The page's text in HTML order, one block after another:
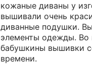
кожаные диваны у
вышивали очень
диванные подушки.
элементы одежды. Во
бабушкины вышивки
времени.